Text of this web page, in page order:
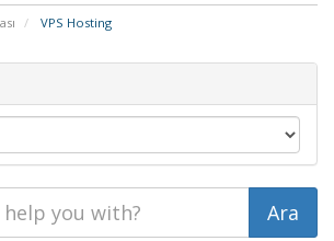
VPS Hosting